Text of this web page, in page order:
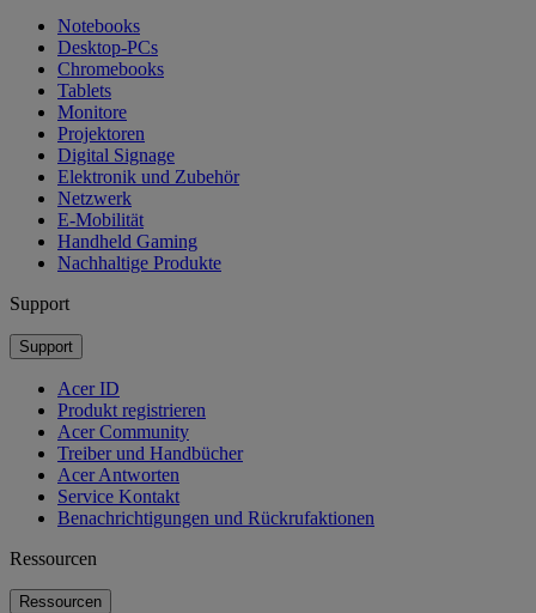
Notebooks
Desktop-PCs
Chromebooks
Tablets
Monitore
Projektoren
Digital Signage
Elektronik und Zubehör
Netzwerk
E-Mobilität
Handheld Gaming
Nachhaltige Produkte
Support
Support
Acer ID
Produkt registrieren
Acer Community
Treiber und Handbücher
Acer Antworten
Service Kontakt
Benachrichtigungen und Rückrufaktionen
Ressourcen
Ressourcen